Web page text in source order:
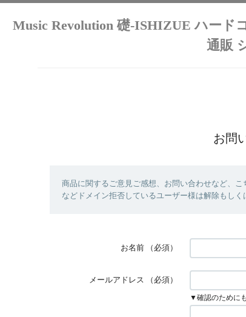
Music Revolution 礎-ISHIZUE ハード
通販
お問
商品に関するご意見ご感想、お問い合わせなど、
などドメイン拒否しているユーザー様は解除もしく
お名前 （必須）
メールアドレス （必須）
▼確認のために